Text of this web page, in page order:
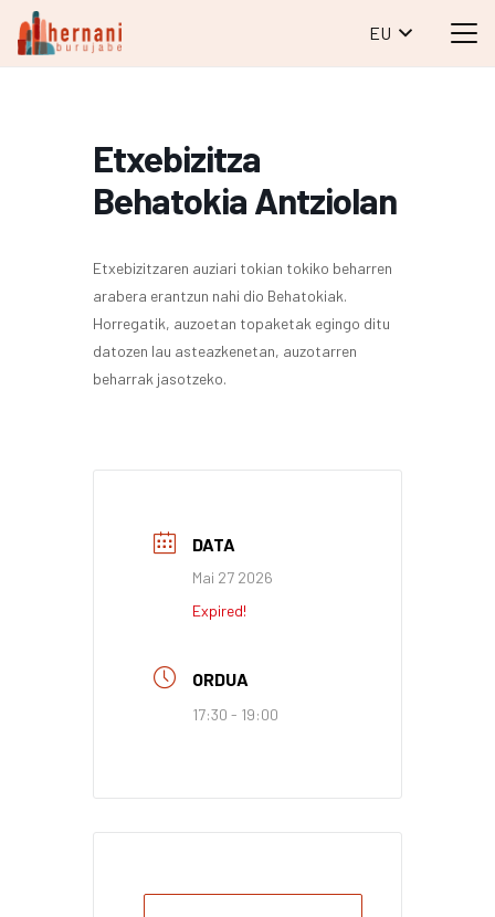
EU
Etxebizitza
Behatokia Antziolan
Etxebizitzaren auziari tokian tokiko beharren
arabera erantzun nahi dio Behatokiak.
Horregatik, auzoetan topaketak egingo ditu
datozen lau asteazkenetan, auzotarren
beharrak jasotzeko.
DATA
Mai 27 2026
Expired!
ORDUA
17:30 - 19:00